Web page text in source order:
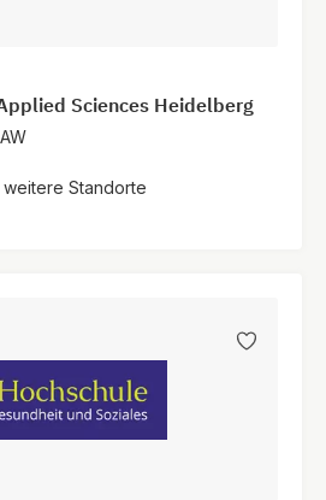
Sciences Heidelberg
Standorte